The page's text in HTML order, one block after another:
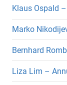
Klaus Ospald
Marko
Bernhard
Liza Lim –